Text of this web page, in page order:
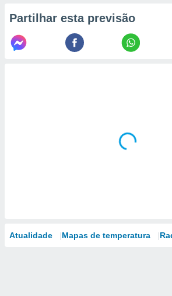
Partilhar esta previsão
Atualidade Mapas de temperatura